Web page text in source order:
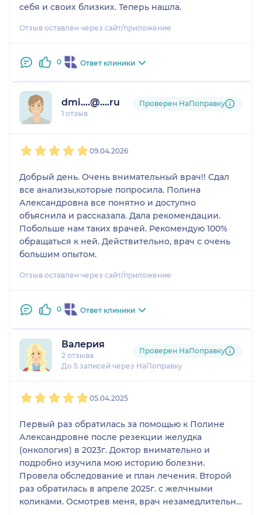
себя и своих близких. Теперь нашла.
Отзыв оставлен через сайт/приложение
0 Ответ клиники
dmi....@....ru
1 отзыв
Проверен НаПоправку
09.04.2026
Добрый день. Очень внимательный врач!! Сдал
все анализы,которые попросила. Полина
Александровна все понятно и доступно
объяснила и рассказала. Дала рекомендации.
Побольше нам таких врачей. Рекомендую 100%
обращаться к ней. Действительно, врач с очень
большим опытом.
Отзыв оставлен через сайт/приложение
0 Ответ клиники
Валерия
2 отзыва
До 5 записей через НаПоправку
Проверен НаПоправку
05.04.2025
Первый раз обратилась за помощью к Полине
Александровне после резекции желудка
(онкология) в 2023г. Доктор внимательно и
подробно изучила мою историю болезни.
Провела обследование и план лечения. Второй
раз обратилась в апреле 2025г. с желчными
коликами. Осмотрев меня, врач незамедлительно